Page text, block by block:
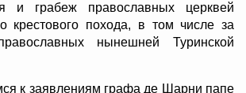
и грабеж православных церквей
крестового похода, в том числе за
нынешней Туринской
к заявлениям графа де Шарни папе